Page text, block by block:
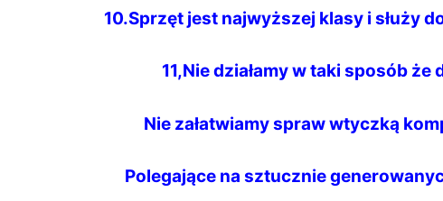
10.Sprzęt jest najwyższej klasy i służy
11,Nie działamy w taki sposób
Nie załatwiamy spraw wtyczką
Polegające na sztucznie